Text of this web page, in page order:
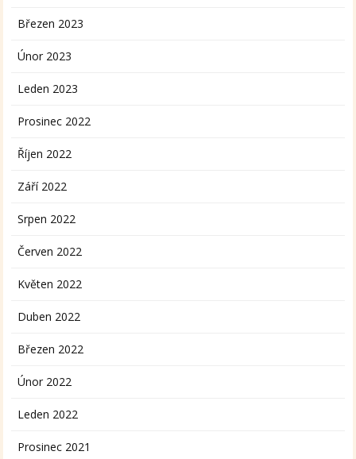
Březen 2023
Únor 2023
Leden 2023
Prosinec 2022
Říjen 2022
Září 2022
Srpen 2022
Červen 2022
Květen 2022
Duben 2022
Březen 2022
Únor 2022
Leden 2022
Prosinec 2021